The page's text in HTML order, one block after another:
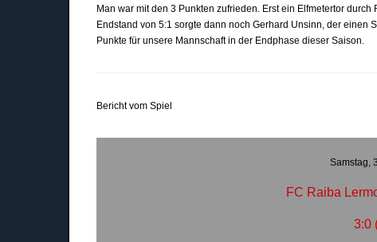
Man war mit den 3 Punkten zufrieden. Erst ein Elfmetertor
Endstand von 5:1 sorgte dann noch Gerhard Unsinn, der
Punkte für unsere Mannschaft in der Endphase dieser Saison.
Bericht vom Spiel
Samstag,
FC Raiba
3:0